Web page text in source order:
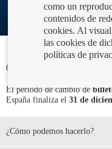
07/09/2020
El periodo de cambio de
España finaliza el 31 de
¿Cómo podemos hacerlo?
como un
contenidos de
cookies. Al
las cookies de
políticas de